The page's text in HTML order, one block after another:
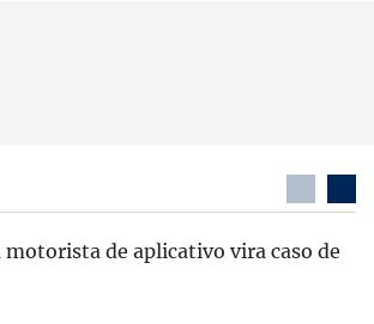
motorista de aplicativo vira caso de